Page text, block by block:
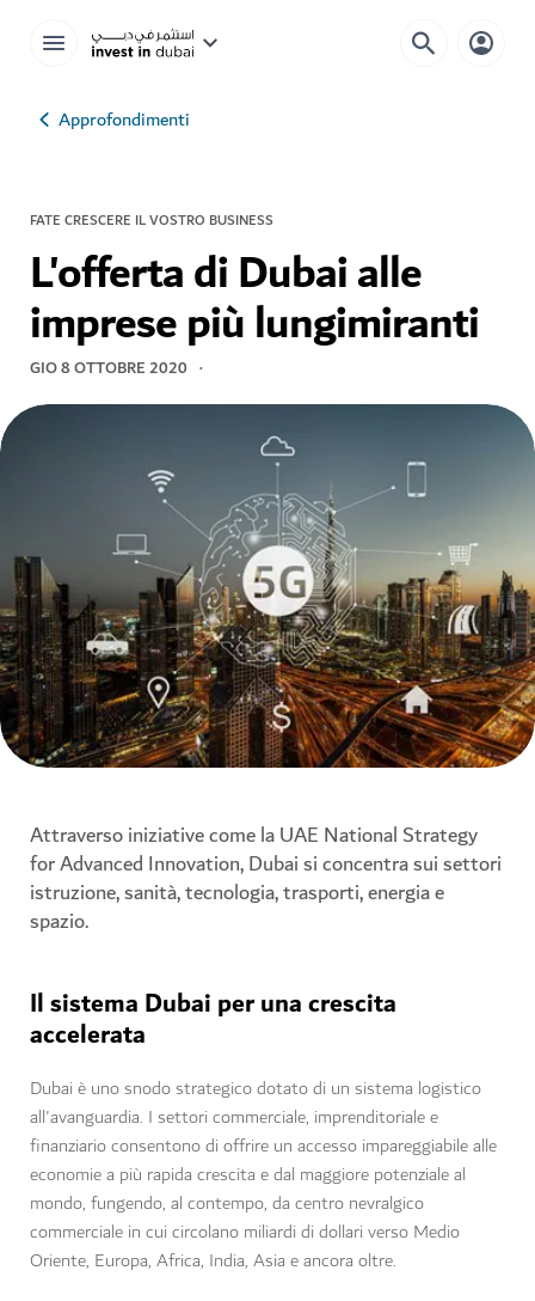
Approfondimenti
FATE CRESCERE IL VOSTRO BUSINESS
L'offerta di Dubai alle
imprese più lungimiranti
GIO 8 OTTOBRE 2020
Attraverso iniziative come la UAE National Strategy
for Advanced Innovation, Dubai si concentra sui settori
istruzione, sanità, tecnologia, trasporti, energia e
spazio.
Il sistema Dubai per una crescita
accelerata
Dubai è uno snodo strategico dotato di un sistema logistico
all'avanguardia. I settori commerciale, imprenditoriale e
finanziario consentono di offrire un accesso impareggiabile alle
economie a più rapida crescita e dal maggiore potenziale al
mondo, fungendo, al contempo, da centro nevralgico
commerciale in cui circolano miliardi di dollari verso Medio
Oriente, Europa, Africa, India, Asia e ancora oltre.